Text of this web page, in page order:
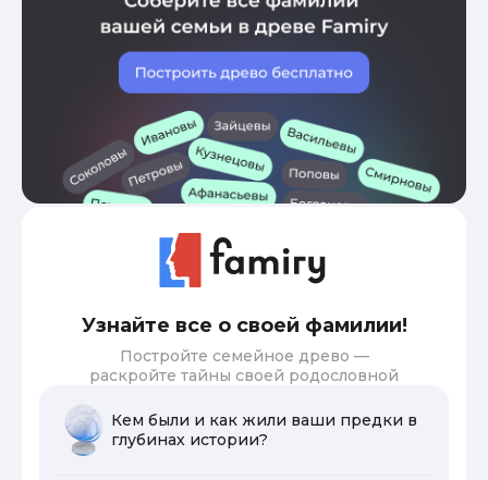
Узнайте все о своей фамилии!
Постройте семейное древо —
раскройте тайны своей родословной
Кем были и как жили ваши предки в
глубинах истории?